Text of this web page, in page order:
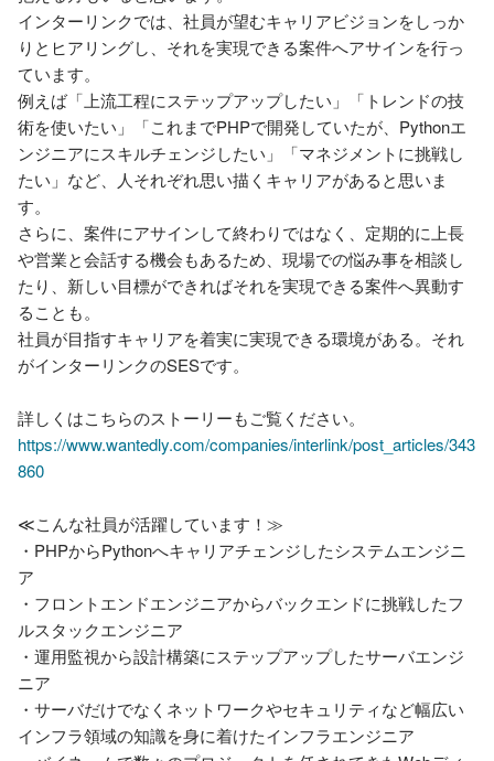
インターリンクでは、社員が望むキャリアビジョンをしっか
りとヒアリングし、それを実現できる案件へアサインを行っ
ています。
例えば「上流工程にステップアップしたい」「トレンドの技
術を使いたい」「これまでPHPで開発していたが、Pythonエ
ンジニアにスキルチェンジしたい」「マネジメントに挑戦し
たい」など、人それぞれ思い描くキャリアがあると思いま
す。
さらに、案件にアサインして終わりではなく、定期的に上長
や営業と会話する機会もあるため、現場での悩み事を相談し
たり、新しい目標ができればそれを実現できる案件へ異動す
ることも。
社員が目指すキャリアを着実に実現できる環境がある。それ
がインターリンクのSESです。
https://www.wantedly.com/companies/interlink/post_articles/343
860
≪こんな社員が活躍しています！≫
・PHPからPythonへキャリアチェンジしたシステムエンジニ
ア
・フロントエンドエンジニアからバックエンドに挑戦したフ
ルスタックエンジニア
・運用監視から設計構築にステップアップしたサーバエンジ
ニア
・サーバだけでなくネットワークやセキュリティなど幅広い
インフラ領域の知識を身に着けたインフラエンジニア